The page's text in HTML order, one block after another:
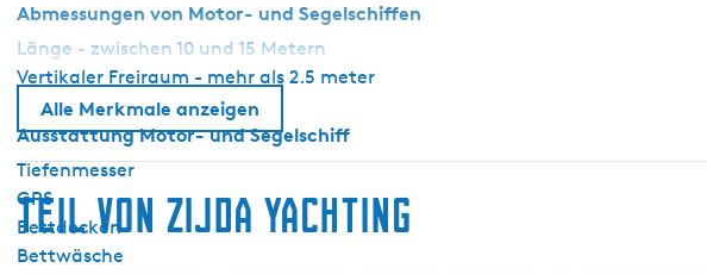
r
i
s
E
l
i
t
e
Abmessungen von Motor- und Segelschiffen
Länge - zwischen 10 und 15 Metern
Vertikaler Freiraum - mehr als 2.5 meter
Ausstattung Motor- und Segelschiff
Tiefenmesser
GPS
Bettdecken
Bettwäsche
Alle Merkmale anzeigen
Teil von Zijda Yachting